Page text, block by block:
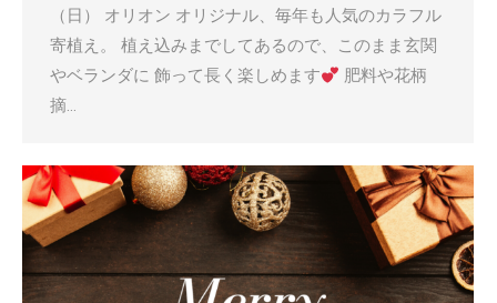
（日） オリオン オリジナル、毎年も人気のカラフル
寄植え。 植え込みまでしてあるので、このまま玄関
やベランダに 飾って長く楽しめます
肥料や花柄
摘…